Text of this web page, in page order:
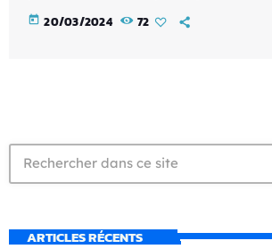
today 20/03/2024 72
ARTICLES RÉCENTS